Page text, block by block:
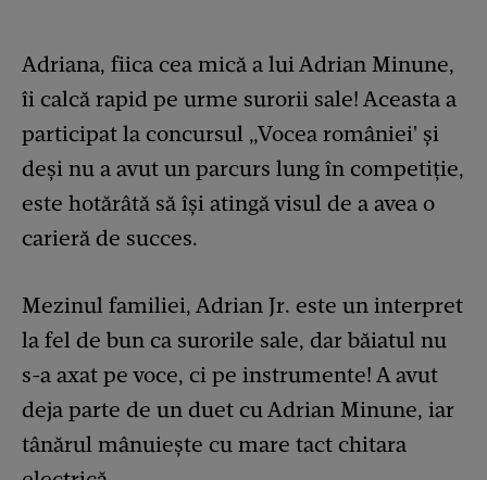
Adriana, fiica cea mică a lui Adrian Minune,
îi calcă rapid pe urme surorii sale! Aceasta a
participat la concursul „Vocea româniei' și
deși nu a avut un parcurs lung în competiție,
este hotărâtă să își atingă visul de a avea o
carieră de succes.
Mezinul familiei, Adrian Jr. este un interpret
la fel de bun ca surorile sale, dar băiatul nu
s-a axat pe voce, ci pe instrumente! A avut
deja parte de un duet cu Adrian Minune, iar
tânărul mânuiește cu mare tact chitara